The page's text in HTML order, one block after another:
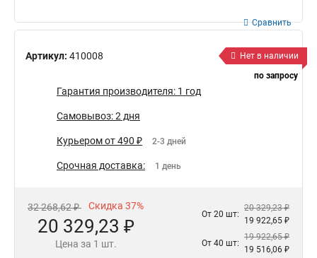
Артикул: 410008
Сравнить
Нет в наличии
по запросу
Гарантия производителя: 1 год
Самовывоз: 2 дня
Курьером от 490 ₽ 2-3 дней
Срочная доставка: 1 день
32 268,62 ₽ Скидка 37%
20 329,23 ₽
Цена за 1 шт.
От 20 шт:
20 329,23 ₽
19 922,65 ₽
От 40 шт:
19 922,65 ₽
19 516,06 ₽